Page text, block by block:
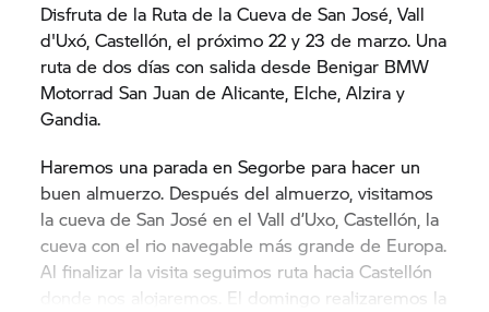
Disfruta de la Ruta de la Cueva de San José, Vall
d'Uxó, Castellón, el próximo 22 y 23 de marzo. Una
ruta de dos días con salida desde Benigar BMW
Motorrad San Juan de Alicante, Elche, Alzira y
Gandia.
Haremos una parada en Segorbe para hacer un
buen almuerzo. Después del almuerzo, visitamos
la cueva de San José en el Vall d’Uxo, Castellón, la
cueva con el rio navegable más grande de Europa.
Al finalizar la visita seguimos ruta hacia Castellón
donde nos alojaremos. El domingo realizaremos la